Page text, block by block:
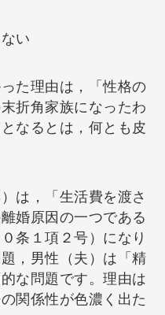
い
た理由は，「性格の
折角家族になったわ
なるとは，何とも皮
は，「生活費を渡さ
婚原因の一つである
条１項２号）になり
，男性（夫）は「精
な問題です。理由は
関係性が色濃く出た